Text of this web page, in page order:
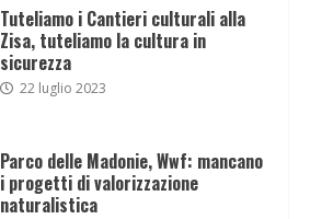
Tuteliamo i Cantieri culturali alla
Zisa, tuteliamo la cultura in
sicurezza
22 luglio 2023
Parco delle Madonie, Wwf: mancano
i progetti di valorizzazione
naturalistica